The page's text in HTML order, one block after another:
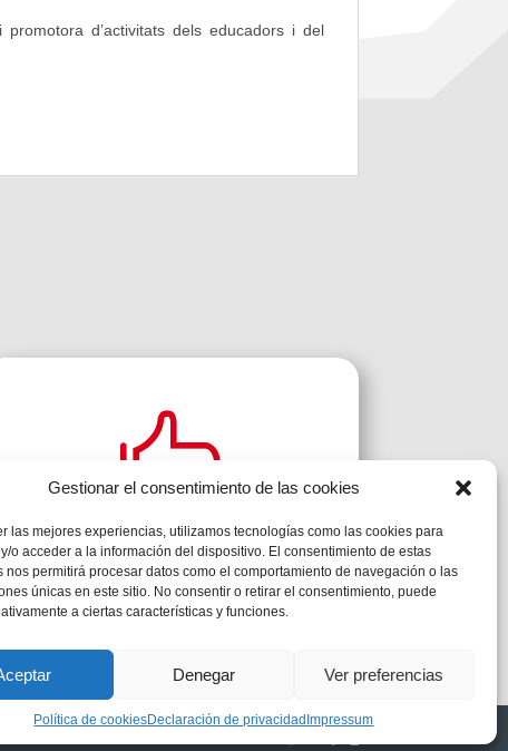
Gestionar el consentimiento de las cookies
las mejores experiencias, utilizamos tecnologías como las cookies para
o acceder a la información del dispositivo. El consentimiento de estas
nos permitirá procesar datos como el comportamiento de navegación o las
únicas en este sitio. No consentir o retirar el consentimiento, puede
a ciertas características y funciones.
Denegar Ver preferencias
Política de cookiesDeclaración de privacidad Impressum
d’activitats dels educadors i del

Ambient Segur